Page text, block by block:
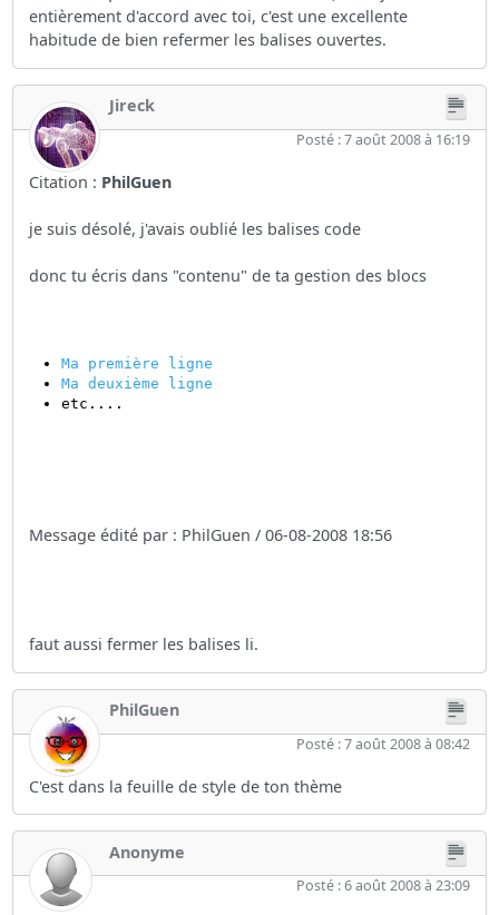
entièrement d'accord avec toi, c'est une excellente
habitude de bien refermer les balises ouvertes.
Jireck
Posté : 7 août 2008 à 16:19
Citation : PhilGuen
je suis désolé, j'avais oublié les balises code
donc tu écris dans "contenu" de ta gestion des blocs
Ma première ligne
Ma deuxième ligne
etc....
Message édité par : PhilGuen / 06-08-2008 18:56
faut aussi fermer les balises li.
PhilGuen
Posté : 7 août 2008 à 08:42
C'est dans la feuille de style de ton thème
Anonyme
Posté : 6 août 2008 à 23:09